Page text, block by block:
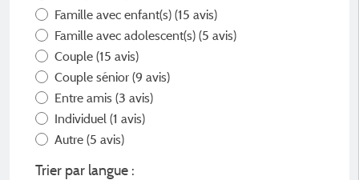
Famille avec enfant(s) (15 avis)
Famille avec adolescent(s) (5 avis)
Couple (15 avis)
Couple sénior (9 avis)
Entre amis (3 avis)
Individuel (1 avis)
Autre (5 avis)
Trier par langue :